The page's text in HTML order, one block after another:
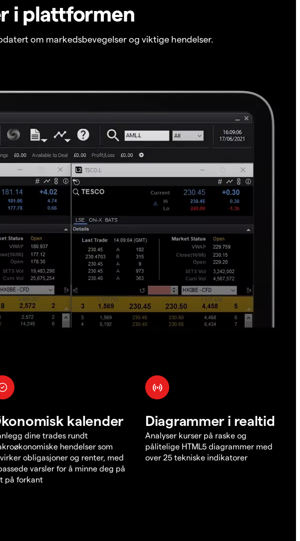
i plattformen
om markedsbevegelser og viktige hendelser.
kalender
dine trades rundt
hendelser som
obligasjoner og renter, med
varsler for å minne deg på
på forkant
Diagrammer i realtid
Analyser kurser på raske og
pålitelige HTML5 diagrammer med
over 25 tekniske indikatorer